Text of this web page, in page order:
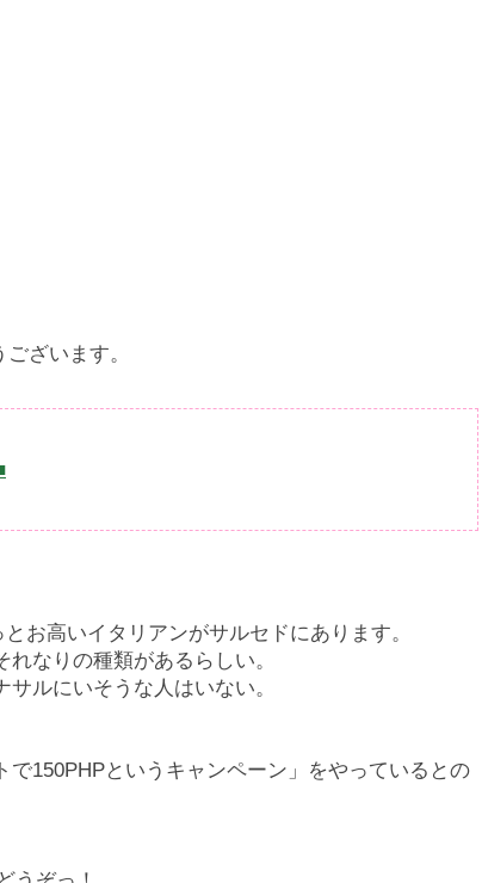
ざいます。
お高いイタリアンがサルセドにあります。
なりの種類があるらしい。
ルにいそうな人はいない。
で150PHPというキャンペーン」をやっているとの